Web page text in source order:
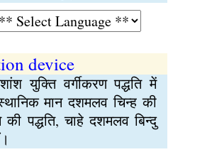
device
युक्ति वर्गीकरण पद्धति में
मान दशमलव चिन्ह की
पद्धति, चाहे दशमलव बिन्दु